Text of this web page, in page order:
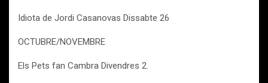
Idiota de Jordi Casanovas Dissabte 26
OCTUBRE/NOVEMBRE
Els Pets fan Cambra Divendres 2.